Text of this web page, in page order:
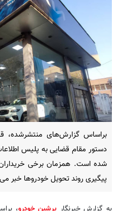
براساس گزارش‌های منتشرشده،
دستور مقام قضایی به پلیس
شده است. همزمان برخی
پیگیری روند تحویل خودروها خبر